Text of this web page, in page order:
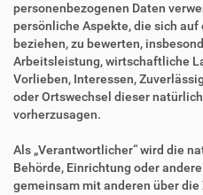
personenbezogenen Daten
persönliche Aspekte, die sich
beziehen, zu bewerten,
Arbeitsleistung, wirtschaftliche
Vorlieben, Interessen,
oder Ortswechsel dieser
vorherzusagen.
Als „Verantwortlicher“ wird die
Behörde, Einrichtung oder
gemeinsam mit anderen über